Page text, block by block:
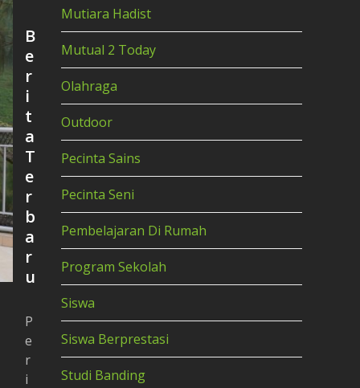
Mutiara Hadist
Mutual 2 Today
Olahraga
Outdoor
Pecinta Sains
Pecinta Seni
Pembelajaran Di Rumah
Program Sekolah
Siswa
Siswa Berprestasi
Studi Banding
B
e
r
i
t
a
T
e
r
b
a
r
u
P
e
r
i